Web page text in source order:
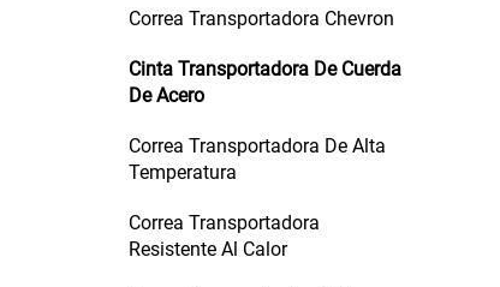
Correa Transportadora Chevron
Cinta Transportadora De Cuerda
De Acero
Correa Transportadora De Alta
Temperatura
Correa Transportadora
Resistente Al Calor